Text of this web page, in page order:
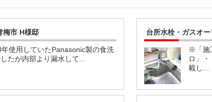
梅市 H様邸
使用していたPanasonic製の食洗
たが内部より漏水して...
台所水栓・ガスオ
※「施
ロ」
載し...